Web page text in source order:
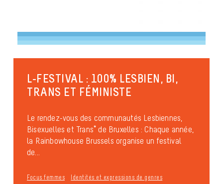
L-FESTIVAL : 100% LESBIEN, BI,
TRANS ET FÉMINISTE
Le rendez-vous des communautés Lesbiennes,
Bisexuelles et Trans* de Bruxelles : Chaque année,
la Rainbowhouse Brussels organise un festival
de...
Focus femmes
Identités et expressions de genres